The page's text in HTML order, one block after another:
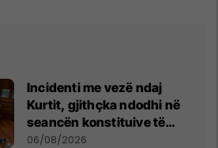
Incidenti me vezë ndaj
Kurtit, gjithçka ndodhi në
seancën konstituive të
Kuvendit
06/08/2026